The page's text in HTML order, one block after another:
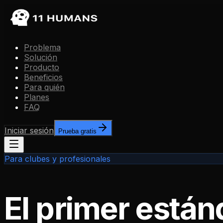
Problema
Solución
Producto
Beneficios
Para quién
Planes
FAQ
Iniciar sesión Prueba gratis
Para clubes y profesionales
El primer